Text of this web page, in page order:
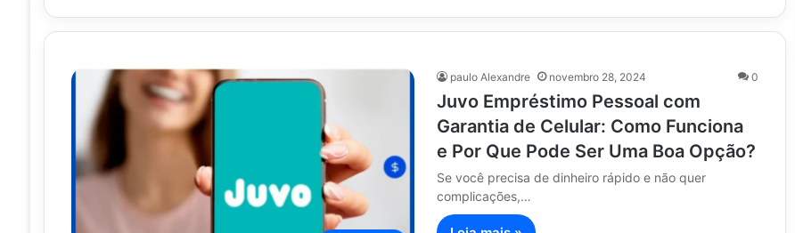
paulo Alexandre novembro 28, 2024 0
Juvo Empréstimo Pessoal com
Garantia de Celular: Como Funciona
e Por Que Pode Ser Uma Boa Opção?
Se você precisa de dinheiro rápido e não quer
complicações,…